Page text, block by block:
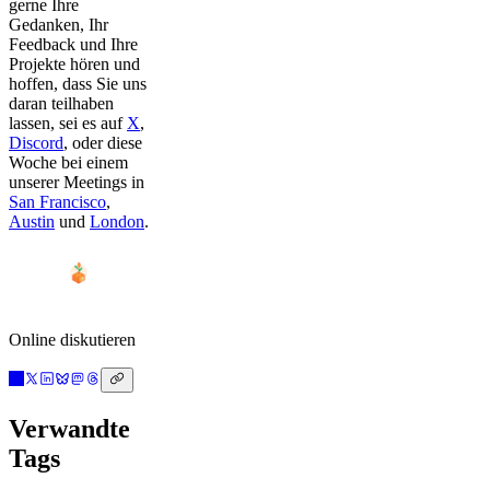
gerne Ihre
Gedanken, Ihr
Feedback und Ihre
Projekte hören und
hoffen, dass Sie uns
daran teilhaben
lassen, sei es auf X,
Discord, oder diese
Woche bei einem
unserer Meetings in
San Francisco,
Austin und London.
Online diskutieren
Verwandte
Tags